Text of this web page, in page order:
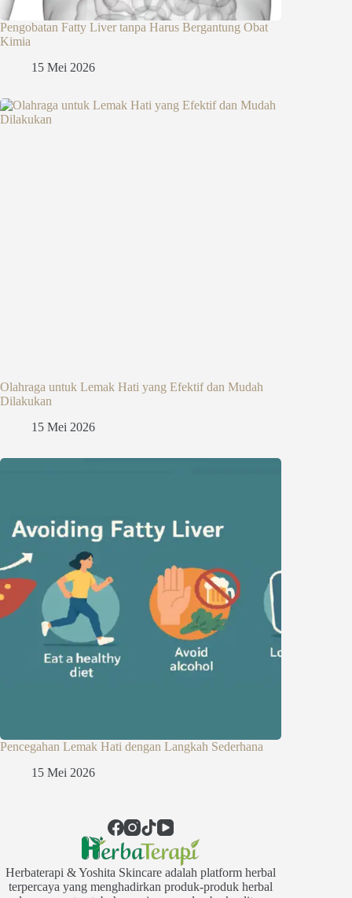
Pengobatan Fatty Liver tanpa Harus Bergantung Obat
Kimia
15 Mei 2026
Olahraga untuk Lemak Hati yang Efektif dan Mudah
Dilakukan
15 Mei 2026
Pencegahan Lemak Hati dengan Langkah Sederhana
15 Mei 2026
Herbaterapi & Yoshita Skincare adalah platform herbal
terpercaya yang menghadirkan produk-produk herbal